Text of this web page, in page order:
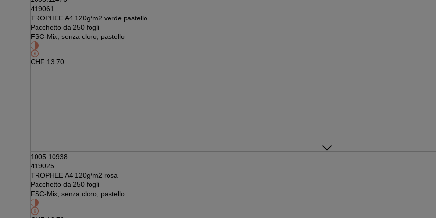
419061
TROPHEE A4 120g/m2 verde pastello
Pacchetto da 250 fogli
FSC-Mix, senza cloro, pastello
CHF 13.70
1005.10938
419025
TROPHEE A4 120g/m2 rosa
Pacchetto da 250 fogli
FSC-Mix, senza cloro, pastello